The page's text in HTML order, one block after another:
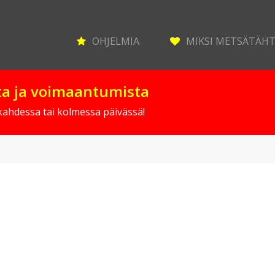
OHJELMIA MIKSI
ja voimaantumista
tai kolmessa päivässä!